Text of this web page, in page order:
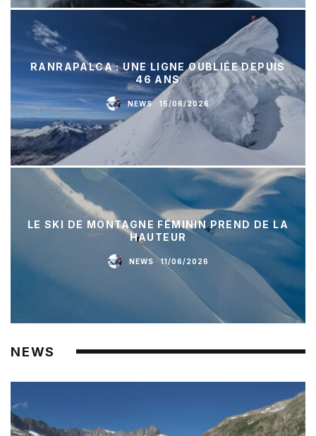
RANRAPALCA : UNE LIGNE OUBLIÉE DEPUIS
46 ANS
NEWS · 15/06/2026
LE SKI DE MONTAGNE FÉMININ PREND DE LA
HAUTEUR
NEWS · 11/06/2026
NEWS